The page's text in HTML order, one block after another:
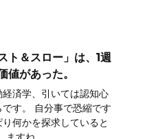
ト＆スロー」は、1週
値があった。
済学、引いては認知心
す。 自分事で恐縮です
何かを探求していると